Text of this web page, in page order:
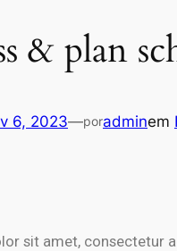
& plan
6, 2023—poradminem
sit amet, consectetur